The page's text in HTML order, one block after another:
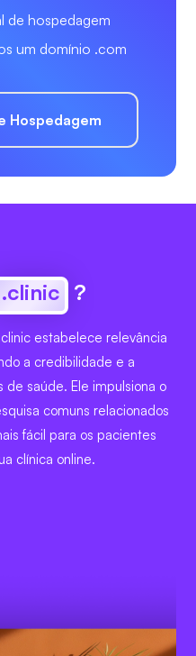
de hospedagem
um domínio .com
Hospedagem
.clinic ?
estabelece relevância
a credibilidade e a
saúde. Ele impulsiona o
comuns relacionados
fácil para os pacientes
clínica online.